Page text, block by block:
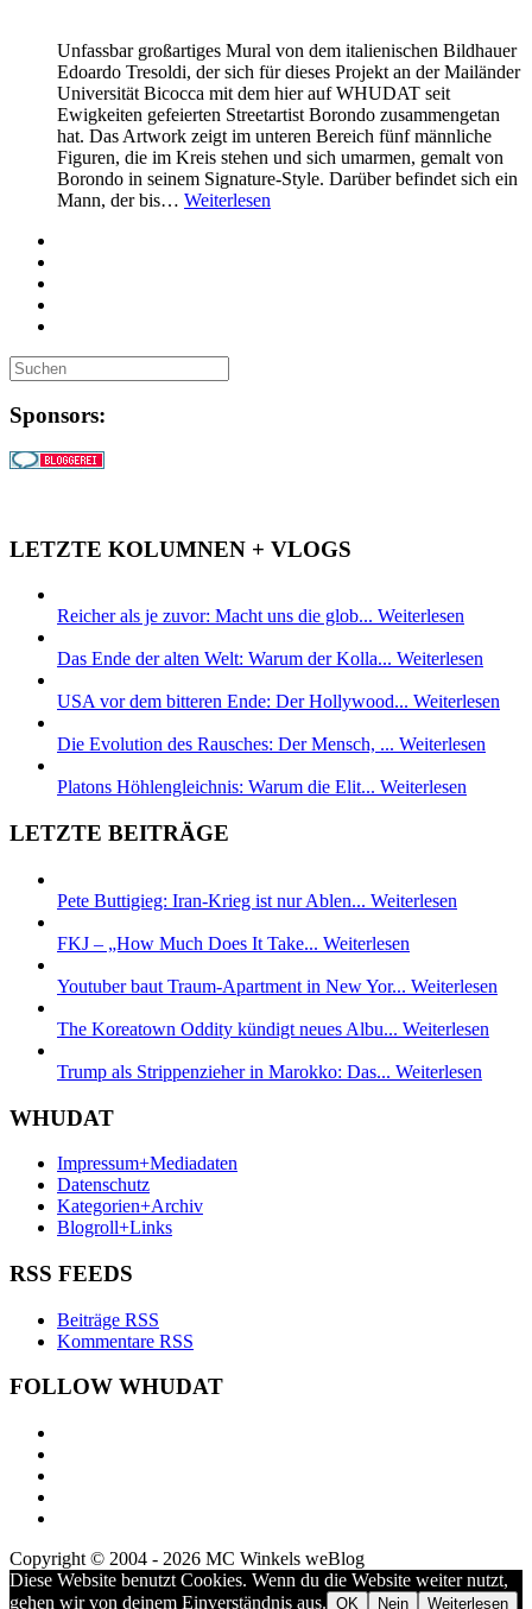
Unfassbar großartiges Mural von dem italienischen Bildhauer
Edoardo Tresoldi, der sich für dieses Projekt an der Mailänder
Universität Bicocca mit dem hier auf WHUDAT seit
Ewigkeiten gefeierten Streetartist Borondo zusammengetan
hat. Das Artwork zeigt im unteren Bereich fünf männliche
Figuren, die im Kreis stehen und sich umarmen, gemalt von
Borondo in seinem Signature-Style. Darüber befindet sich ein
Mann, der bis… Weiterlesen
Sponsors:
LETZTE KOLUMNEN + VLOGS
Reicher als je zuvor: Macht uns die glob... Weiterlesen
Das Ende der alten Welt: Warum der Kolla... Weiterlesen
USA vor dem bitteren Ende: Der Hollywood... Weiterlesen
Die Evolution des Rausches: Der Mensch, ... Weiterlesen
Platons Höhlengleichnis: Warum die Elit... Weiterlesen
LETZTE BEITRÄGE
Pete Buttigieg: Iran-Krieg ist nur Ablen... Weiterlesen
FKJ – „How Much Does It Take... Weiterlesen
Youtuber baut Traum-Apartment in New Yor... Weiterlesen
The Koreatown Oddity kündigt neues Albu... Weiterlesen
Trump als Strippenzieher in Marokko: Das... Weiterlesen
WHUDAT
Impressum+Mediadaten
Datenschutz
Kategorien+Archiv
Blogroll+Links
RSS FEEDS
Beiträge RSS
Kommentare RSS
FOLLOW WHUDAT
Copyright © 2004 - 2026 MC Winkels weBlog
Diese Website benutzt Cookies. Wenn du die Website weiter nutzt,
gehen wir von deinem Einverständnis aus. OK Nein Weiterlesen